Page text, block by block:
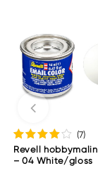
(7)
Revell
– 04 White/gloss